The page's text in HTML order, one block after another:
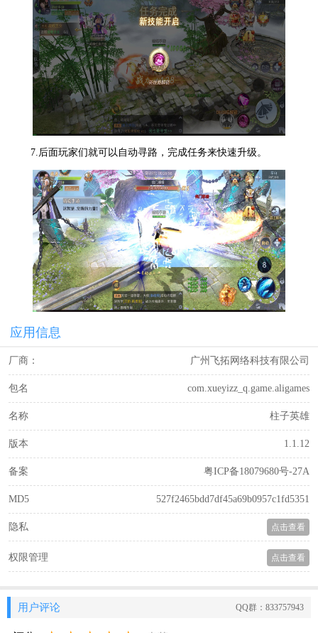
7.后面玩家们就可以自动寻路，完成任务来快速升级。
应用信息
厂商： 广州飞拓网络科技有限公司
包名 com.xueyizz_q.game.aligames
名称 柱子英雄
版本 1.1.12
备案 粤ICP备18079680号-27A
MD5 527f2465bdd7df45a69b0957c1fd5351
隐私 点击查看
权限管理 点击查看
用户评论 QQ群：833757943